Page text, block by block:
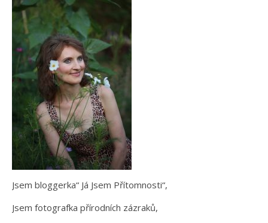
Jsem bloggerka“ Já Jsem Přítomnosti“,
Jsem fotografka přírodních zázraků,